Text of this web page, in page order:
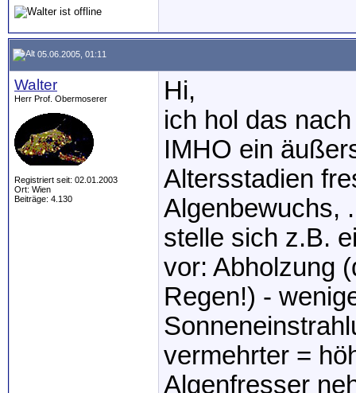
05.06.2005, 01:11
Walter
Herr Prof. Obermoserer
Registriert seit: 02.01.2003
Ort: Wien
Beiträge: 4.130
Hi,
ich hol das
IMHO ein
Altersstadien
Algenbewuchs,
stelle sich z.B.
vor: Abholzung
Regen!) -
vermehrter =
Algenfresser